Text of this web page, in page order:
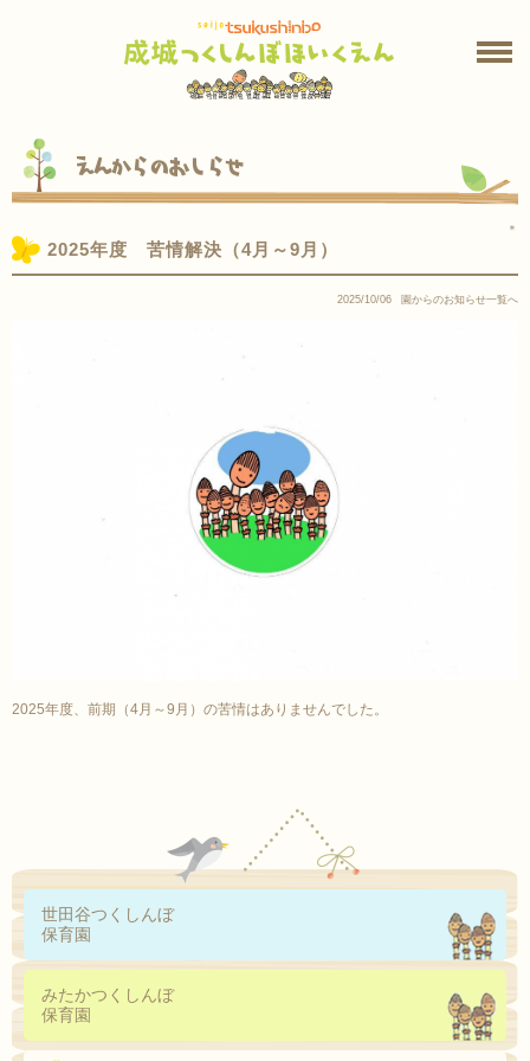
えんからのおしらせ
＊
2025年度 苦情解決（4月～9月）
2025/10/06 園からのお知らせ一覧へ
2025年度、前期（4月～9月）の苦情はありませんでした。
世田谷つくしんぼ
保育園
みたかつくしんぼ
保育園